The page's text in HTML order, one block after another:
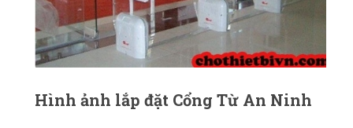
Hình ảnh lắp đặt Cổng Từ An Ninh